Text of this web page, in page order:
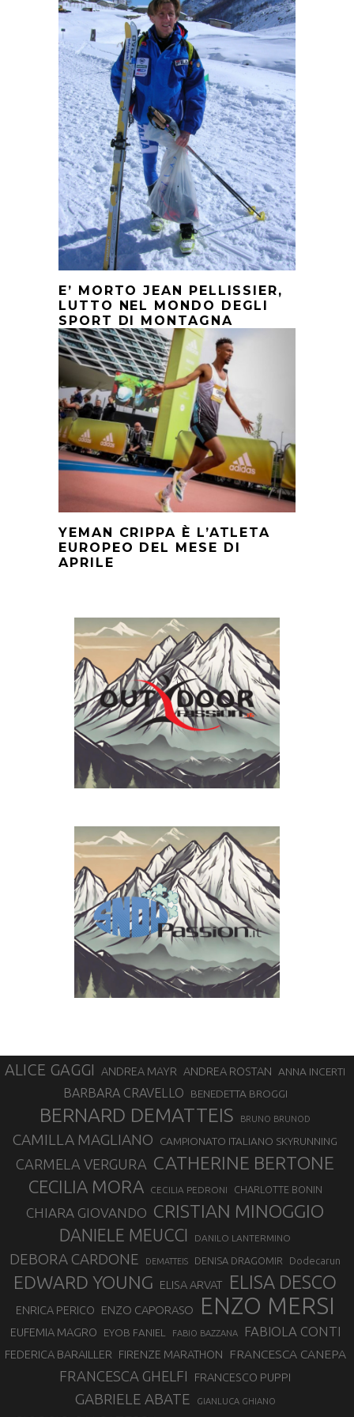
E’ MORTO JEAN PELLISSIER,
LUTTO NEL MONDO DEGLI
SPORT DI MONTAGNA
YEMAN CRIPPA È L’ATLETA
EUROPEO DEL MESE DI
APRILE
ALICE GAGGI ANDREA MAYR ANDREA ROSTAN ANNA INCERTI
BARBARA CRAVELLO BENEDETTA BROGGI
BERNARD DEMATTEIS BRUNO BRUNOD
CAMILLA MAGLIANO CAMPIONATO ITALIANO SKYRUNNING
CARMELA VERGURA CATHERINE BERTONE
CECILIA MORA CECILIA PEDRONI CHARLOTTE BONIN
CHIARA GIOVANDO CRISTIAN MINOGGIO
DANIELE MEUCCI DANILO LANTERMINO
DEBORA CARDONE DEMATTEIS DENISA DRAGOMIR Dodecarun
EDWARD YOUNG ELISA ARVAT ELISA DESCO
ENRICA PERICO ENZO CAPORASO ENZO MERSI
EUFEMIA MAGRO EYOB FANIEL FABIO BAZZANA FABIOLA CONTI
FEDERICA BARAILLER FIRENZE MARATHON FRANCESCA CANEPA
FRANCESCA GHELFI FRANCESCO PUPPI
GABRIELE ABATE GIANLUCA GHIANO